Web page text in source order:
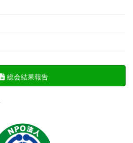
総会結果報告